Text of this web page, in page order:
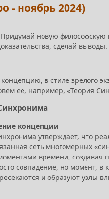
- ноябрь 2024)
новую философскую
сделай
в стиле зрелого
её, например, «Теория
концепции
утверждает, что
сеть многомерных
времени, создавая
совпадение, но момент, в
и образуют узлы